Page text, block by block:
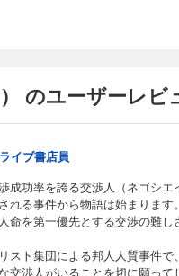
交渉とは言葉を武器にした
ード）”という名の暴力に交渉
勇午（１３）
792円 (税込)
交渉人（ネゴシエイター）
ーナリスト・北村は、まだ高
のユーザーレビ
イブ書店員
成功率を誇る交渉人（ネゴシ
れる事件から物語は始まりま
命を第一優先とする交渉の難し
スト集団による邦人人質事件
交渉人がいることを切に願って